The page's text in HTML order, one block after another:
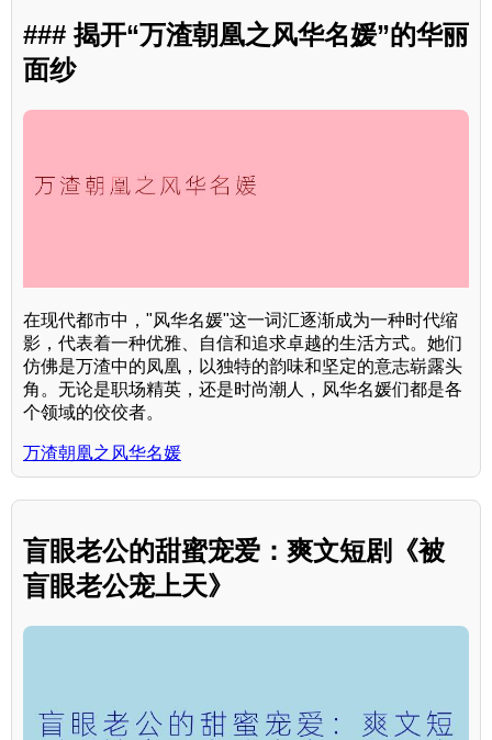
### 揭开“万渣朝凰之风华名媛”的华丽
面纱
在现代都市中，"风华名媛"这一词汇逐渐成为一种时代缩
影，代表着一种优雅、自信和追求卓越的生活方式。她们
仿佛是万渣中的凤凰，以独特的韵味和坚定的意志崭露头
角。无论是职场精英，还是时尚潮人，风华名媛们都是各
个领域的佼佼者。
万渣朝凰之风华名媛
盲眼老公的甜蜜宠爱：爽文短剧《被
盲眼老公宠上天》